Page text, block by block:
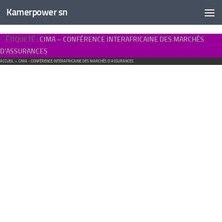
Kamerpower sn
ÉTIQUETÉ :CIMA – CONFÉRENCE INTERAFRICAINE DES MARCHÉS
D’ASSURANCES
ACCUEIL » CIMA - CONFÉRENCE INTERAFRICAINE DES MARCHÉS D'ASSURANCES